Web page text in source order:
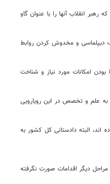
انقلاب آنها را با عنوان گاو
دیپلماسی و مخدوش کردن روابط
امکانات مورد نیاز و شناخت
به علم و تخصص در این رویارویی
البته دادستانی کل کشور به
دیگر اقدامات صورت نگرفته